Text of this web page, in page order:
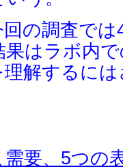
の調査で
果はラボ内
解するに
要、5つの